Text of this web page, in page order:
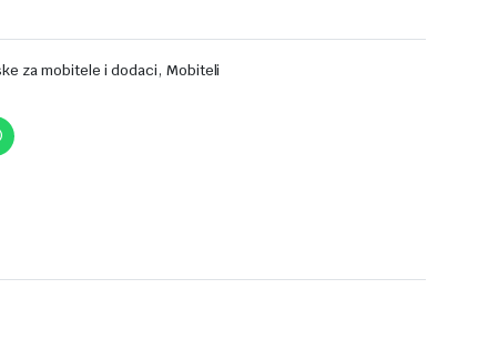
za mobitele i dodaci, Mobiteli